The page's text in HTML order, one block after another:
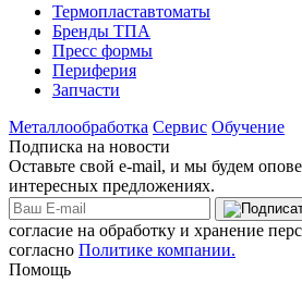
Термопластавтоматы
Бренды ТПА
Пресс формы
Периферия
Запчасти
Металлообработка Сервис Обучение
Подписка на новости
Оставьте свой e-mail, и мы будем
интересных предложениях.
согласие на обработку и хранение
согласно Политике компании.
Помощь